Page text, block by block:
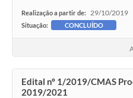
Realização a partir de: 29/10/2019
Situação: CONCLUÍDO
Edital nº 1/2019/CMAS
2019/2021